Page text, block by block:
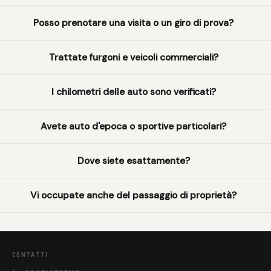
Posso prenotare una visita o un giro di prova?
Trattate furgoni e veicoli commerciali?
I chilometri delle auto sono verificati?
Avete auto d'epoca o sportive particolari?
Dove siete esattamente?
Vi occupate anche del passaggio di proprietà?
CONTATTI